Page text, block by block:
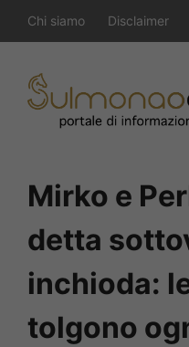
al
contenuto
Chi siamo Disclaimer
Mirko e
detta
inchioda:
tolgono